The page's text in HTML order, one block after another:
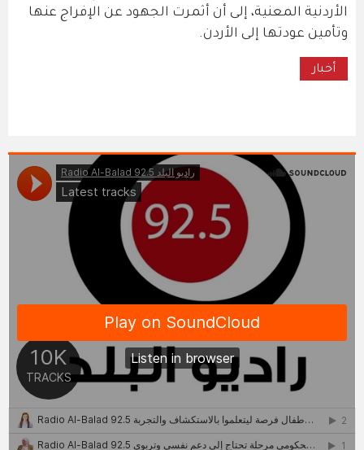
الأردنية المعنية، إلى أن أثمرت الجهود عن الإفراج عنها
وتأمين عودتها إلى الأردن.
أخبار